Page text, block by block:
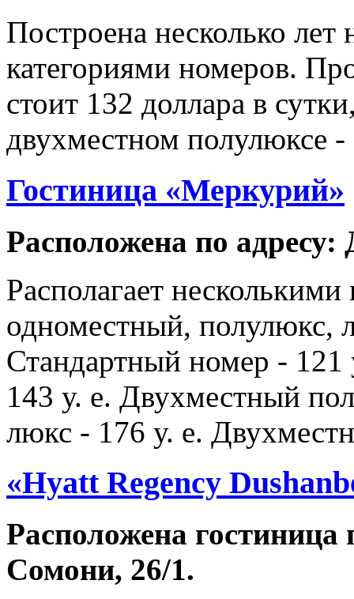
Построена несколько лет
категориями номеров.
стоит 132 доллара в
двухместном полулюксе -
Гостиница «Меркурий»
Расположена по
Располагает
одноместный, полулюкс,
Стандартный номер -
143 у. е. Двухместный
люкс - 176 у. е.
«Hyatt Regency
Расположена
Сомони, 26/1.